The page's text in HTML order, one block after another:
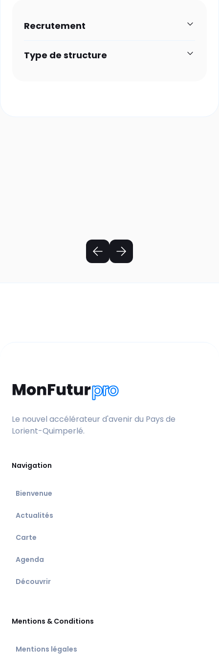
Recrutement
Type de structure
Le nouvel accélérateur d'avenir du Pays de
Lorient-Quimperlé.
Navigation
Bienvenue
Actualités
Carte
Agenda
Découvrir
Mentions & Conditions
Mentions légales